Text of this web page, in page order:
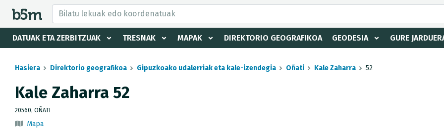
DATUAK ETA ZERBITZUAK TRESNAK MAPAK DIREKTORIO GEOGRAFIKOA GEODESIA GURE
eta direktorioa izkutatu
Hasiera Direktorio geografikoa Gipuzkoako udalerriak eta kale-izendegia Oñati Kale Zaharra 52
Kale Zaharra 52
20560, OÑATI
Mapa